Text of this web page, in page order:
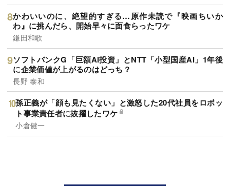
かわいいのに、絶望的すぎる…原作未読で『映画ちいか
わ』に挑んだら、開始早々に面食らったワケ
鎌田和歌
ソフトバンクG「巨額AI投資」とNTT「小型国産AI」1年後
に企業価値が上がるのはどっち？
長野 泰和
孫正義が「顔も見たくない」と激怒した20代社員をロボッ
ト事業責任者に抜擢したワケ
小倉健一